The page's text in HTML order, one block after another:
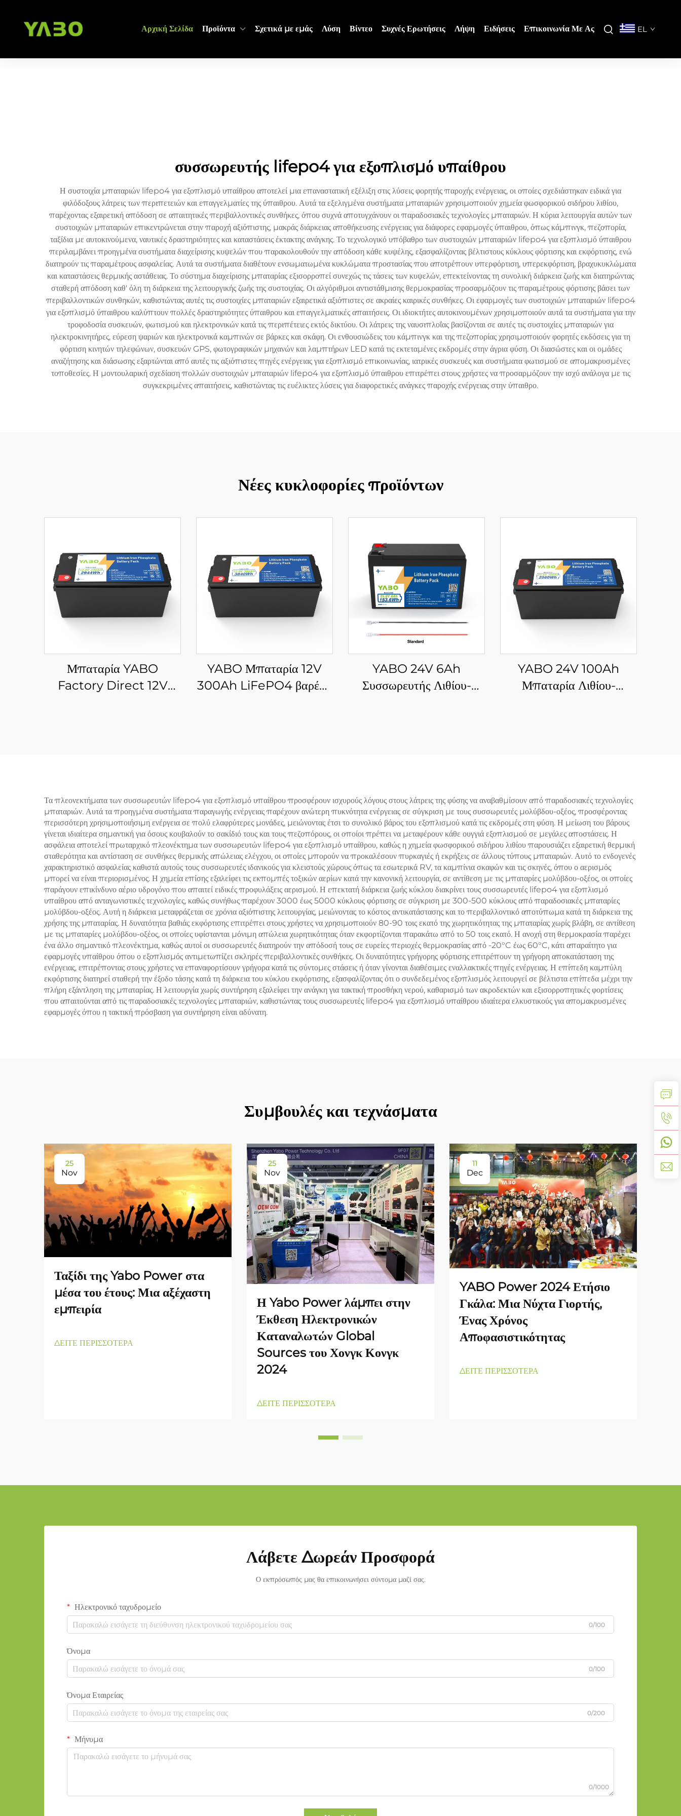
Αρχική Σελίδα Προϊόντα Σχετικά με εμάς Λύση Βίντεο Συχνές Ερωτήσεις Λήψη Ειδήσεις Επικοινωνία Με Ας EL
συσσωρευτής lifepo4 για εξοπλισμό υπαίθρου
Η συστοιχία μπαταριών lifepo4 για εξοπλισμό υπαίθρου αποτελεί μια επαναστατική εξέλιξη στις λύσεις φορητής παροχής ενέργειας, οι οποίες σχεδιάστηκαν ειδικά για
φιλόδοξους λάτρεις των περιπετειών και επαγγελματίες της ύπαιθρου. Αυτά τα εξελιγμένα συστήματα μπαταριών χρησιμοποιούν χημεία φωσφορικού σιδήρου λιθίου,
παρέχοντας εξαιρετική απόδοση σε απαιτητικές περιβαλλοντικές συνθήκες, όπου συχνά αποτυγχάνουν οι παραδοσιακές τεχνολογίες μπαταριών. Η κύρια λειτουργία αυτών των
συστοιχιών μπαταριών επικεντρώνεται στην παροχή αξιόπιστης, μακράς διάρκειας αποθήκευσης ενέργειας για διάφορες εφαρμογές ύπαιθρου, όπως κάμπινγκ, πεζοπορία,
ταξίδια με αυτοκινούμενα, ναυτικές δραστηριότητες και καταστάσεις έκτακτης ανάγκης. Το τεχνολογικό υπόβαθρο των συστοιχιών μπαταριών lifepo4 για εξοπλισμό ύπαιθρου
περιλαμβάνει προηγμένα συστήματα διαχείρισης κυψελών που παρακολουθούν την απόδοση κάθε κυψέλης, εξασφαλίζοντας βέλτιστους κύκλους φόρτισης και εκφόρτισης, ενώ
διατηρούν τις παραμέτρους ασφαλείας. Αυτά τα συστήματα διαθέτουν ενσωματωμένα κυκλώματα προστασίας που αποτρέπουν υπερφόρτιση, υπερεκφόρτιση, βραχυκυκλώματα
και καταστάσεις θερμικής αστάθειας. Το σύστημα διαχείρισης μπαταρίας εξισορροπεί συνεχώς τις τάσεις των κυψελών, επεκτείνοντας τη συνολική διάρκεια ζωής και διατηρώντας
σταθερή απόδοση καθ' όλη τη διάρκεια της λειτουργικής ζωής της συστοιχίας. Οι αλγόριθμοι αντιστάθμισης θερμοκρασίας προσαρμόζουν τις παραμέτρους φόρτισης βάσει των
περιβαλλοντικών συνθηκών, καθιστώντας αυτές τις συστοιχίες μπαταριών εξαιρετικά αξιόπιστες σε ακραίες καιρικές συνθήκες. Οι εφαρμογές των συστοιχιών μπαταριών lifepo4
για εξοπλισμό ύπαιθρου καλύπτουν πολλές δραστηριότητες ύπαιθρου και επαγγελματικές απαιτήσεις. Οι ιδιοκτήτες αυτοκινουμένων χρησιμοποιούν αυτά τα συστήματα για την
τροφοδοσία συσκευών, φωτισμού και ηλεκτρονικών κατά τις περιπέτειες εκτός δικτύου. Οι λάτρεις της ναυσιπλοΐας βασίζονται σε αυτές τις συστοιχίες μπαταριών για
ηλεκτροκινητήρες, εύρεση ψαριών και ηλεκτρονικά καμπινών σε βάρκες και σκάφη. Οι ενθουσιώδεις του κάμπινγκ και της πεζοπορίας χρησιμοποιούν φορητές εκδόσεις για τη
φόρτιση κινητών τηλεφώνων, συσκευών GPS, φωτογραφικών μηχανών και λαμπτήρων LED κατά τις εκτεταμένες εκδρομές στην άγρια φύση. Οι διασώστες και οι ομάδες
αναζήτησης και διάσωσης εξαρτώνται από αυτές τις αξιόπιστες πηγές ενέργειας για εξοπλισμό επικοινωνίας, ιατρικές συσκευές και συστήματα φωτισμού σε απομακρυσμένες
τοποθεσίες. Η μοντουλαρική σχεδίαση πολλών συστοιχιών μπαταριών lifepo4 για εξοπλισμό ύπαιθρου επιτρέπει στους χρήστες να προσαρμόζουν την ισχύ ανάλογα με τις
συγκεκριμένες απαιτήσεις, καθιστώντας τις ευέλικτες λύσεις για διαφορετικές ανάγκες παροχής ενέργειας στην ύπαιθρο.
Νέες κυκλοφορίες προϊόντων
Μπαταρία YABO
Factory Direct 12V
YABO Μπαταρία 12V
300Ah LiFePO4 βαρέως
YABO 24V 6Ah
Συσσωρευτής Λιθίου-
Σκαφών, Κάμερες,
Συσκευές Κινητικότητας
και Εξωτερική Ηλεκτρική
Παραγωγή
YABO 24V 100Ah
Μπαταρία Λιθίου-
Τα πλεονεκτήματα των συσσωρευτών lifepo4 για εξοπλισμό υπαίθρου προσφέρουν ισχυρούς λόγους στους λάτρεις της φύσης να αναβαθμίσουν από παραδοσιακές τεχνολογίες
μπαταριών. Αυτά τα προηγμένα συστήματα παραγωγής ενέργειας παρέχουν ανώτερη πυκνότητα ενέργειας σε σύγκριση με τους συσσωρευτές μολύβδου-οξέος, προσφέροντας
περισσότερη χρησιμοποιήσιμη ενέργεια σε πολύ ελαφρύτερες μονάδες, μειώνοντας έτσι το συνολικό βάρος του εξοπλισμού κατά τις εκδρομές στη φύση. Η μείωση του βάρους
γίνεται ιδιαίτερα σημαντική για όσους κουβαλούν το σακίδιό τους και τους πεζοπόρους, οι οποίοι πρέπει να μεταφέρουν κάθε ουγγιά εξοπλισμού σε μεγάλες αποστάσεις. Η
ασφάλεια αποτελεί πρωταρχικό πλεονέκτημα των συσσωρευτών lifepo4 για εξοπλισμό υπαίθρου, καθώς η χημεία φωσφορικού σιδήρου λιθίου παρουσιάζει εξαιρετική θερμική
σταθερότητα και αντίσταση σε συνθήκες θερμικής απώλειας ελέγχου, οι οποίες μπορούν να προκαλέσουν πυρκαγιές ή εκρήξεις σε άλλους τύπους μπαταριών. Αυτό το ενδογενές
χαρακτηριστικό ασφαλείας καθιστά αυτούς τους συσσωρευτές ιδανικούς για κλειστούς χώρους όπως τα εσωτερικά RV, τα καμπίνια σκαφών και τις σκηνές, όπου ο αερισμός
μπορεί να είναι περιορισμένος. Η χημεία επίσης εξαλείφει τις εκπομπές τοξικών αερίων κατά την κανονική λειτουργία, σε αντίθεση με τις μπαταρίες μολύβδου-οξέος, οι οποίες
παράγουν επικίνδυνο αέριο υδρογόνο που απαιτεί ειδικές προφυλάξεις αερισμού. Η επεκτατή διάρκεια ζωής κύκλου διακρίνει τους συσσωρευτές lifepo4 για εξοπλισμό
υπαίθρου από ανταγωνιστικές τεχνολογίες, καθώς συνήθως παρέχουν 3000 έως 5000 κύκλους φόρτισης σε σύγκριση με 300-500 κύκλους από παραδοσιακές μπαταρίες
μολύβδου-οξέος. Αυτή η διάρκεια μεταφράζεται σε χρόνια αξιόπιστης λειτουργίας, μειώνοντας το κόστος αντικατάστασης και το περιβαλλοντικό αποτύπωμα κατά τη διάρκεια της
χρήσης της μπαταρίας. Η δυνατότητα βαθιάς εκφόρτισης επιτρέπει στους χρήστες να χρησιμοποιούν 80-90 τοις εκατό της χωρητικότητας της μπαταρίας χωρίς βλάβη, σε αντίθεση
με τις μπαταρίες μολύβδου-οξέος, οι οποίες υφίστανται μόνιμη απώλεια χωρητικότητας όταν εκφορτίζονται παρακάτω από το 50 τοις εκατό. Η ανοχή στη θερμοκρασία παρέχει
ένα άλλο σημαντικό πλεονέκτημα, καθώς αυτοί οι συσσωρευτές διατηρούν την απόδοσή τους σε ευρείες περιοχές θερμοκρασίας από -20°C έως 60°C, κάτι απαραίτητο για
εφαρμογές υπαίθρου όπου ο εξοπλισμός αντιμετωπίζει σκληρές περιβαλλοντικές συνθήκες. Οι δυνατότητες γρήγορης φόρτισης επιτρέπουν τη γρήγορη αποκατάσταση της
ενέργειας, επιτρέποντας στους χρήστες να επαναφορτίσουν γρήγορα κατά τις σύντομες στάσεις ή όταν γίνονται διαθέσιμες εναλλακτικές πηγές ενέργειας. Η επίπεδη καμπύλη
εκφόρτισης διατηρεί σταθερή την έξοδο τάσης κατά τη διάρκεια του κύκλου εκφόρτισης, εξασφαλίζοντας ότι ο συνδεδεμένος εξοπλισμός λειτουργεί σε βέλτιστα επίπεδα μέχρι την
πλήρη εξάντληση της μπαταρίας. Η λειτουργία χωρίς συντήρηση εξαλείφει την ανάγκη για τακτική προσθήκη νερού, καθαρισμό των ακροδεκτών και εξισορροπητικές φορτίσεις
που απαιτούνται από τις παραδοσιακές τεχνολογίες μπαταριών, καθιστώντας τους συσσωρευτές lifepo4 για εξοπλισμό υπαίθρου ιδιαίτερα ελκυστικούς για απομακρυσμένες
εφαρμογές όπου η τακτική πρόσβαση για συντήρηση είναι αδύνατη.
Συμβουλές και τεχνάσματα
25
Nov
Ταξίδι της Yabo Power στα
μέσα του έτους: Μια αξέχαστη
εμπειρία
ΔΕΙΤΕ ΠΕΡΙΣΣΟΤΕΡΑ
25
Nov
Η Yabo Power λάμπει στην
Έκθεση Ηλεκτρονικών
Καταναλωτών Global
Sources του Χονγκ Κονγκ
2024
ΔΕΙΤΕ ΠΕΡΙΣΣΟΤΕΡΑ
11
Dec
YABO Power 2024 Ετήσιο
Γκάλα: Μια Νύχτα Γιορτής,
Ένας Χρόνος
Αποφασιστικότητας
ΔΕΙΤΕ ΠΕΡΙΣΣΟΤΕΡΑ
Λάβετε Δωρεάν Προσφορά
Ο εκπρόσωπός μας θα επικοινωνήσει σύντομα μαζί σας.
Ηλεκτρονικό ταχυδρομείο
0/100
Όνομα
0/100
Όνομα Εταιρείας
0/200
Μήνυμα
0/1000